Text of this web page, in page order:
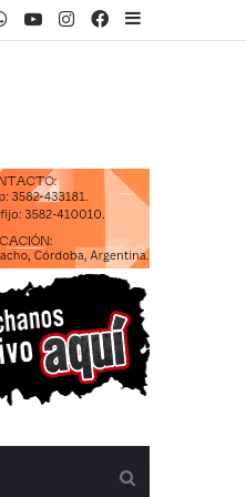
Facebook
Instagram
Youtube
WhatsApp